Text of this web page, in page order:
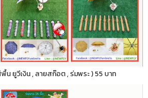
น ยูวีเงิน , ลายสก๊อต , ร่มพระ ) 55 บาท